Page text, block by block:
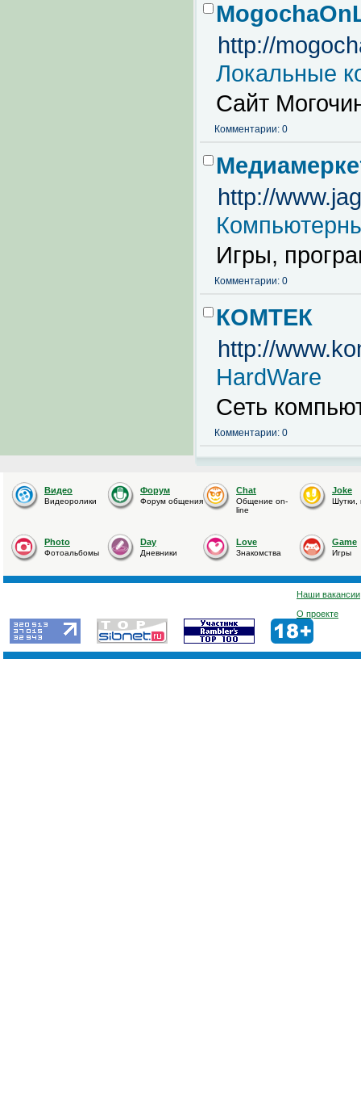
http://
Локальные
Сайт
Комментарии: 0
http://
Игры,
Комментарии: 0
КОМТЕК
http://
HardWare
Сеть
Комментарии: 0
Видео
Видеоролики
Форум
Форум общения
Chat
Общение on-
line
Joke
Шутки,
Photo
Фотоальбомы
Day
Дневники
Love
Знакомства
Game
Игры
Наши вакансии
О проекте